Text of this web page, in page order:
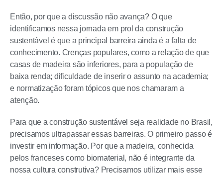
Então, por que a discussão não avança? O que
identificamos nessa jornada em prol da construção
sustentável é que a principal barreira ainda é a falta de
conhecimento. Crenças populares, como a relação de que
casas de madeira são inferiores, para a população de
baixa renda; dificuldade de inserir o assunto na academia;
e normatização foram tópicos que nos chamaram a
atenção.
Para que a construção sustentável seja realidade no Brasil,
precisamos ultrapassar essas barreiras. O primeiro passo é
investir em informação. Por que a madeira, conhecida
pelos franceses como biomaterial, não é integrante da
nossa cultura construtiva? Precisamos utilizar mais esse